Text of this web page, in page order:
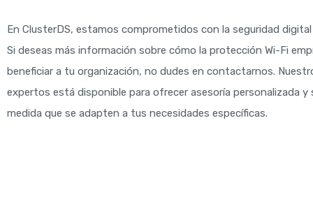
En ClusterDS, estamos comprometidos con la seguridad
Si deseas más información sobre cómo la protección Wi-Fi
beneficiar a tu organización, no dudes en contactarnos.
expertos está disponible para ofrecer asesoría personalizada y
medida que se adapten a tus necesidades específicas.